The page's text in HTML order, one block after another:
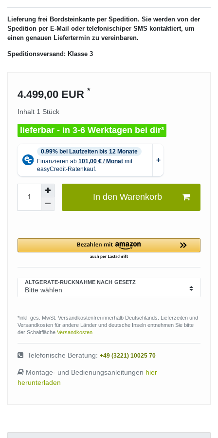
Lieferung frei Bordsteinkante per Spedition. Sie werden von der
Spedition per E-Mail oder telefonisch/per SMS kontaktiert, um
einen genauen Liefertermin zu vereinbaren.
Speditionsversand: Klasse 3
4.499,00 EUR *
Inhalt 1 Stück
lieferbar - in 3-6 Werktagen bei dir³
In den Warenkorb
ALTGERÄTE-RÜCKNAHME NACH GESETZ
*inkl. ges. MwSt. Versandkostenfrei innerhalb Deutschlands. Lieferzeiten und
Versandkosten für andere Länder und deutsche Inseln entnehmen Sie bitte
der Schaltfläche Versandkosten
Telefonische Beratung: +49 (3221) 10025 70
Montage- und Bedienungsanleitungen hier
herunterladen